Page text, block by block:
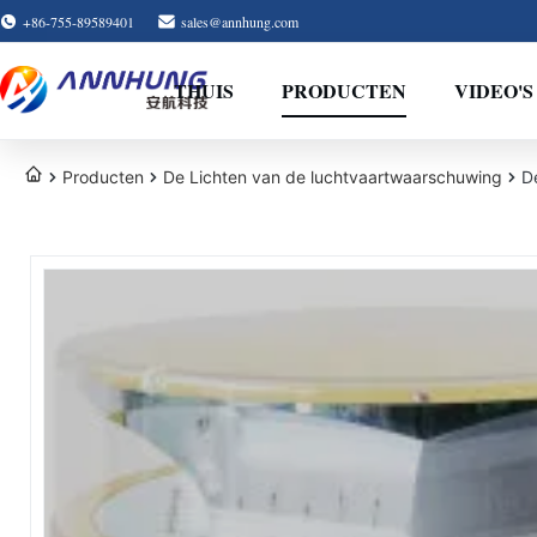
+86-755-89589401 sales@annhung.com
THUIS PRODUCTEN VIDEO'S
Producten De Lichten van de luchtvaartwaarschuwing